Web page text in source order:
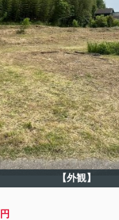
【外観】